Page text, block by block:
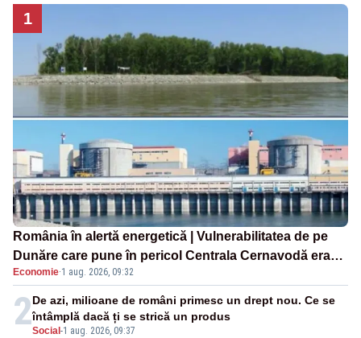
1
România în alertă energetică | Vulnerabilitatea de pe
Dunăre care pune în pericol Centrala Cernavodă era
cunoscută de pe vremea lui Ceaușescu
Economie·1 aug. 2026, 09:32
2Social -1 aug. 2026, 09:37
De azi, milioane de români primesc un drept nou. Ce se
întâmplă dacă ți se strică un produs